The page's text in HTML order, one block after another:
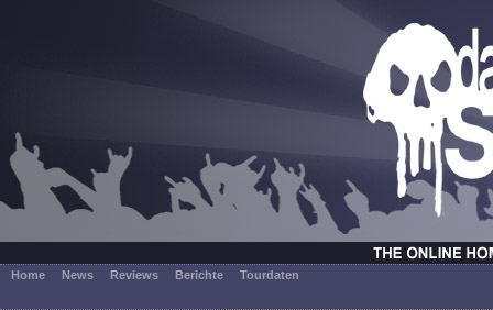
Home News Reviews Berichte Tourdaten